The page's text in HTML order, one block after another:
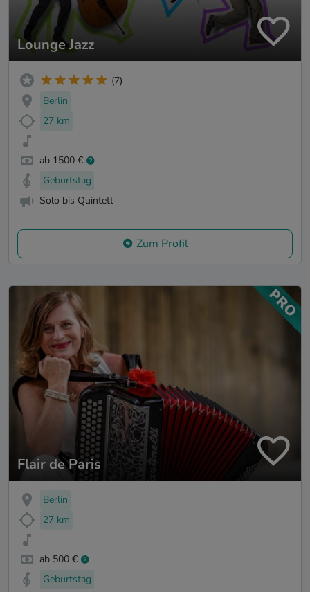
Lounge Jazz
(7)
Berlin
27 km
ab 1500 €
Geburtstag
Solo bis Quintett
Zum Profil
Flair de Paris
Berlin
27 km
ab 500 €
Geburtstag